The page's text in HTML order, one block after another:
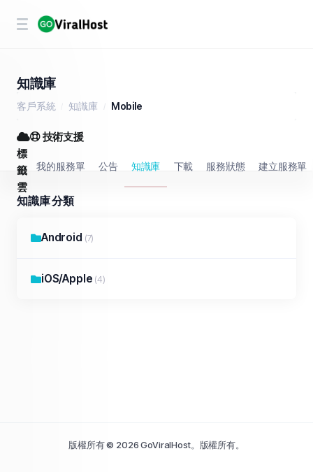
知識庫
客戶系統 知識庫 Mobile
標
籤
雲
技術支援
我的服務單 公告 知識庫 下載 服務狀態 建立服務單
知識庫 分類
Android (7)
iOS/Apple (4)
版權所有 © 2026 GoViralHost。版權所有。